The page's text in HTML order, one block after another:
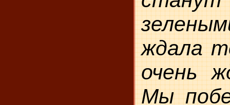
ждала
очень
Мы